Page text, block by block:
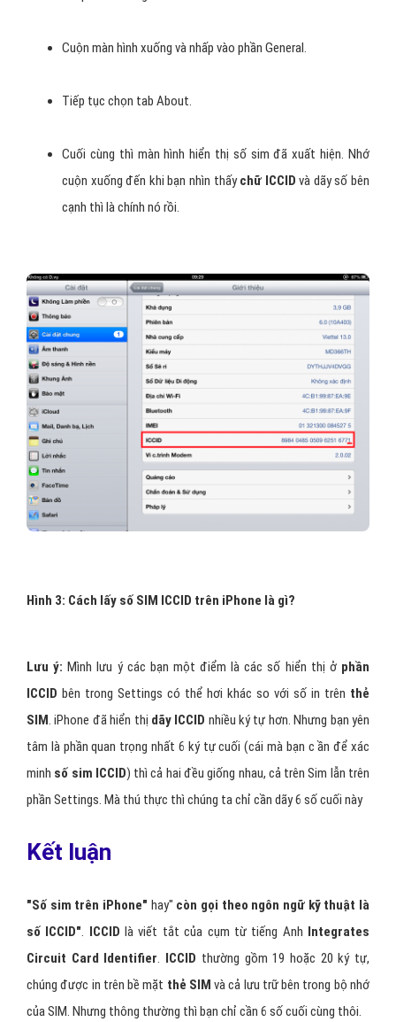
Cuộn màn hình xuống và nhấp vào phần General.
Tiếp tục chọn tab About.
Cuối cùng thì màn hình hiển thị số sim đã xuất hiện. Nhớ
cuộn xuống đến khi bạn nhìn thấychữ ICCID và dãy số bên
cạnh thì là chính nó rồi.
Hình 3: Cách lấy số SIM ICCID trên iPhone là gì?
Lưu ý: Mình lưu ý các bạn một điểm là các số hiển thị ởphần
ICCID bên trong Settings có thể hơi khác so với số in trên thẻ
SIM. iPhone đã hiển thị dãy ICCID nhiều ký tự hơn. Nhưng bạn yên
tâm là phần quan trọng nhất 6 ký tự cuối (cái mà bạn c ần để xác
minh số sim ICCID) thì cả hai đều giống nhau, cả trên Sim lẫn trên
phần Settings. Mà thú thực thì chúng ta chỉ cần dãy 6 số cuối này
Kết luận
"Số sim trên iPhone" hay" còn gọi theo ngôn ngữ kỹ thuật là
số ICCID". ICCID là viết tắt của cụm từ tiếng Anh Integrates
Circuit Card Identifier. ICCID thường gồm 19 hoặc 20 ký tự,
chúng được in trên bề mặt thẻ SIM và cả lưu trữ bên trong bộ nhớ
củaSIM. Nhưng thông thường thì bạn chỉ cần 6 số cuối cùng thôi.